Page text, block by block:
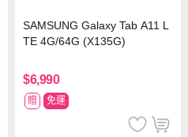
SAMSUNG Galaxy Tab A11 L
TE 4G/64G (X135G)
$6,990
贈 免運